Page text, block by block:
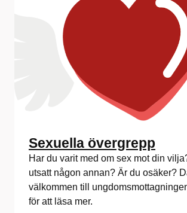
Sexuella övergrepp
Har du varit med om sex mot din
utsatt någon annan? Är du osäker?
välkommen till
för att läsa mer.